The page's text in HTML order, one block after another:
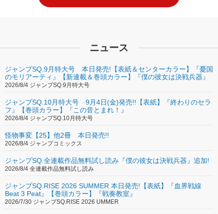
ニュース
ジャンプSQ.9月特大号 本日発売!【表紙＆センターカラー】『憂国
のモリアーティ』【新連載＆巻頭カラー】『僕の彼女は決戦兵器』
2026/8/4 ジャンプSQ.9月特大号
ジャンプSQ.10月特大号 9月4日(金)発売!!【表紙】『終わりのセラ
フ』【巻頭カラー】『この音とまれ！』
2026/8/4 ジャンプSQ.10月特大号
怪物事変【25】他2冊 本日発売!!
2026/8/4 ジャンプコミックス
ジャンプSQ.全連載作品無料試し読み『僕の彼女は決戦兵器』追加!
2026/8/4 全連載作品無料試し読み
ジャンプSQ.RISE 2026 SUMMER 本日発売!【表紙】『血界戦線
Beat 3 Peat』【巻頭カラー】『戦奏教室』
2026/7/30 ジャンプSQ.RISE 2026 UMMER